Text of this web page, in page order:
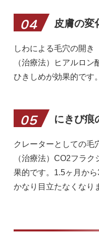
04 皮膚の変
しわによる毛穴の開き
（治療法）ヒアルロ
ひきしめが効果的です。
05 にきび痕
クレーターとしての毛
（治療法）CO2フラ
果的です。1.5ヶ月か
かなり目立たなくなり